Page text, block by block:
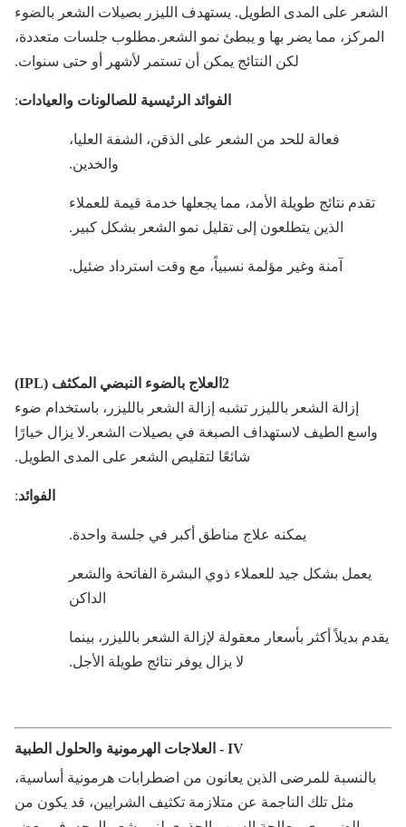
على المدى الطويل. يستهدف الليزر بصيلات الشعر بالضوء
مما يضر بها و يبطئ نمو الشعر.مطلوب جلسات متعددة،
لكن النتائج يمكن أن تستمر لأشهر أو حتى سنوات.
الفوائد الرئيسية للصالونات والعيادات:
فعالة للحد من الشعر على الذقن، الشفة العليا،
والخدين.
تقدم نتائج طويلة الأمد، مما يجعلها خدمة قيمة للعملاء
الذين يتطلعون إلى تقليل نمو الشعر بشكل كبير.
آمنة وغير مؤلمة نسبياً، مع وقت استرداد ضئيل.
إزالة الشعر بالليزر تشبه إزالة الشعر بالليزر، باستخدام ضوء
واسع الطيف لاستهداف الصبغة في بصيلات الشعر.لا يزال خيارًا
شائعًا لتقليص الشعر على المدى الطويل.
الفوائد:
يمكنه علاج مناطق أكبر في جلسة واحدة.
يعمل بشكل جيد للعملاء ذوي البشرة الفاتحة والشعر
الداكن
بديلاً أكثر بأسعار معقولة لإزالة الشعر بالليزر، بينما
لا يزال يوفر نتائج طويلة الأجل.
بالنسبة للمرضى الذين يعانون من اضطرابات هرمونية أساسية،
مثل تلك الناجمة عن متلازمة تكثيف الشرايين، قد يكون من